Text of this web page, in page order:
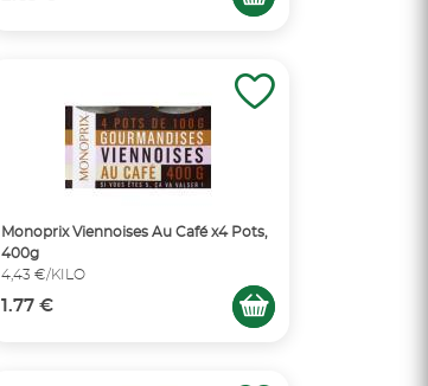
Monoprix Viennoises Au Café x4 Pots,
400g
4,43 €/KILO
1.77 €